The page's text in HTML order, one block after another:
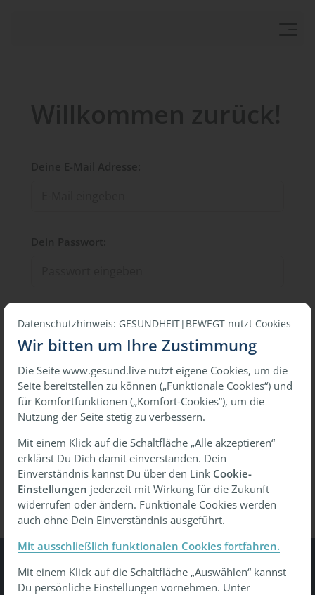
oder
Mit einmaligem Link anmelden
Passwort vergessen?Wiederherstellen
Gesundheit Bewegt
Datenschutzhinweis: GESUNDHEIT|BEWEGT nutzt Cookies
Wir bitten um Ihre Zustimmung
Die Seite www.gesund.live nutzt eigene Cookies, um die
Seite bereitstellen zu können („Funktionale Cookies“) und
für Komfortfunktionen („Komfort-Cookies“), um die
Nutzung der Seite stetig zu verbessern.
Mit einem Klick auf die Schaltfläche „Alle akzeptieren“
erklärst Du Dich damit einverstanden. Dein
Einverständnis kannst Du über den Link Cookie-
Einstellungen jederzeit mit Wirkung für die Zukunft
widerrufen oder ändern. Funktionale Cookies werden
auch ohne Dein Einverständnis ausgeführt.
Mit ausschließlich funktionalen Cookies fortfahren.
Mit einem Klick auf die Schaltfläche „Auswählen“ kannst
Du persönliche Einstellungen vornehmen. Unter